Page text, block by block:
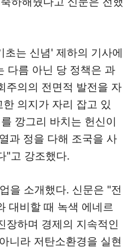
는 신념' 제하의 기사에
다름 아닌 당 정책은 과
주의의 전면적 발전을 자
의지가 자리 잡고 있
깡그리 바치는 헌신이
과 정을 다해 조국을 사
"고 강조했다.
을 소개했다. 신문은 "전
대비할 때 녹색 에네르
장하며 경제의 지속적인
니라 저탄소환경을 실현